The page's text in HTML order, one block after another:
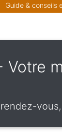
Guide & conseils